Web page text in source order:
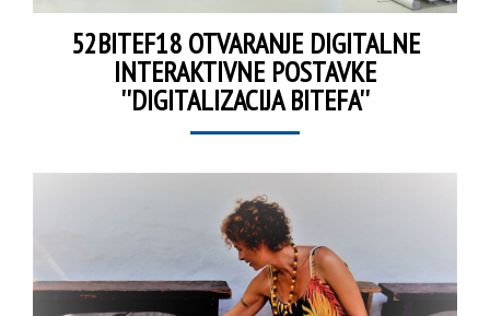
52BITEF18 OTVARANJE DIGITALNE
INTERAKTIVNE POSTAVKE
''DIGITALIZACIJA BITEFA''